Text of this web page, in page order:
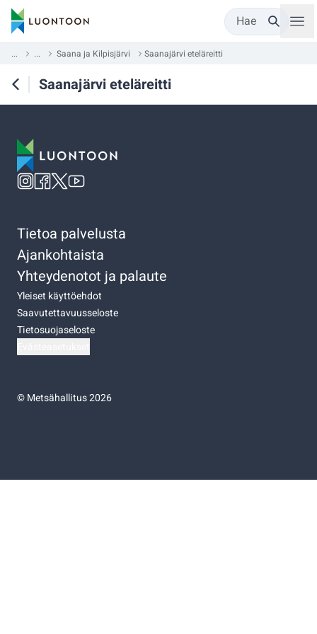
Hae
... ... Saana ja Kilpisjärvi Saanajärvi eteläreitti
Saanajärvi eteläreitti
Tietoa palvelusta
Ajankohtaista
Yhteydenotot ja palaute
Yleiset käyttöehdot
Saavutettavuusseloste
Tietosuojaseloste
©Metsähallitus 2026